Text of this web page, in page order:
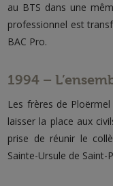
au BTS dans une
professionnel est
BAC Pro.
1994 –
Les frères de
laisser la place aux
prise de réunir le
Sainte-Ursule de Saint-